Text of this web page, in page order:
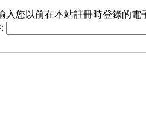
入您以前在本站註冊時登錄的電